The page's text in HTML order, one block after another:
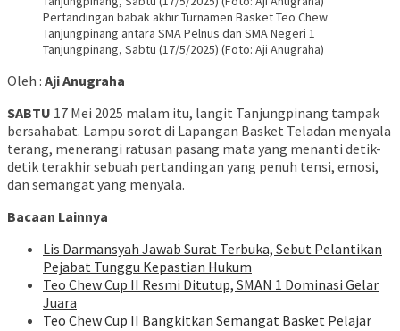
Pertandingan babak akhir Turnamen Basket Teo Chew
Tanjungpinang antara SMA Pelnus dan SMA Negeri 1
Tanjungpinang, Sabtu (17/5/2025) (Foto: Aji Anugraha)
Oleh : Aji Anugraha
SABTU 17 Mei 2025 malam itu, langit Tanjungpinang tampak
bersahabat. Lampu sorot di Lapangan Basket Teladan menyala
terang, menerangi ratusan pasang mata yang menanti detik-
detik terakhir sebuah pertandingan yang penuh tensi, emosi,
dan semangat yang menyala.
Bacaan Lainnya
Lis Darmansyah Jawab Surat Terbuka, Sebut Pelantikan
Pejabat Tunggu Kepastian Hukum
Teo Chew Cup II Resmi Ditutup, SMAN 1 Dominasi Gelar
Juara
Teo Chew Cup II Bangkitkan Semangat Basket Pelajar